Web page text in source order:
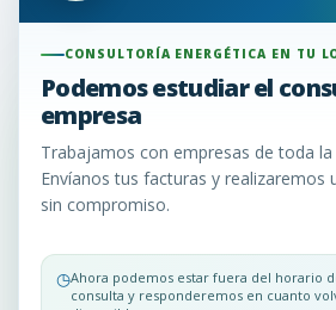
¿Quieres reducir
su factura de la
¿Estás cansado de las
y gas cada vez más
que la gestión de la
aspecto crítico para
CONSULTORÍA ENERGÉTICA EN TU
Podemos estudiar el
empresa
Trabajamos con empresas de toda la
Envíanos tus facturas y realizaremos
sin compromiso.
◷Ahora podemos estar fuera del horario
consulta y responderemos en cuanto